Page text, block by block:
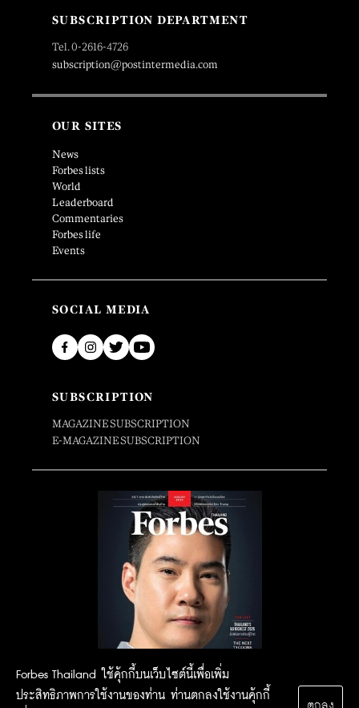
Forbes Thailand ใช้คุ้กกี้บนเว็บไซต์นี้เพื่อเพิ่ม
ประสิทธิภาพการใช้งานของท่าน ท่านตกลงใช้งานคุ้กกี้
SUBSCRIPTION DEPARTMENT
Tel. 0-2616-4726
subscription@postintermedia.com
OUR SITES
News
Forbes lists
World
Leaderboard
Commentaries
Forbes life
Events
SOCIAL MEDIA
SUBSCRIPTION
MAGAZINE SUBSCRIPTION
E-MAGAZINE SUBSCRIPTION